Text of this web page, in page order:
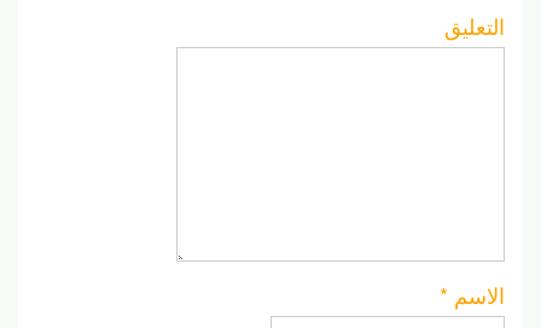
التعليق
الاسم *